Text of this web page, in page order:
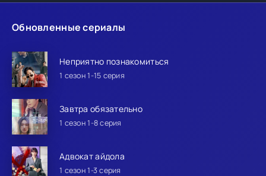
Обновленные сериалы
Неприятно познакомиться
1 сезон 1-15 серия
Завтра обязательно
1 сезон 1-8 серия
Адвокат айдола
1 сезон 1-3 серия